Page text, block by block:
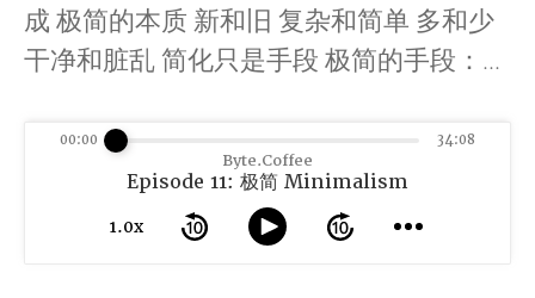
成 极简的本质 新和旧 复杂和简单 多和少
干净和脏乱 简化只是手段 极简的手段：...
Byte.Coffee
Episode 11: 极简 Minimalism
1.0x
00:00 34:08